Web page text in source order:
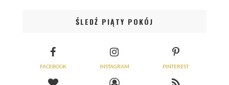
ŚLEDŹ PIĄTY POKÓJ
FACEBOOK INSTAGRAM PINTEREST